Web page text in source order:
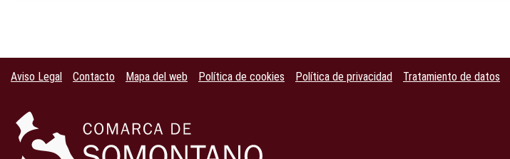
Aviso Legal Contacto Mapa del web Política de cookies Política de privacidad Tratamiento de datos